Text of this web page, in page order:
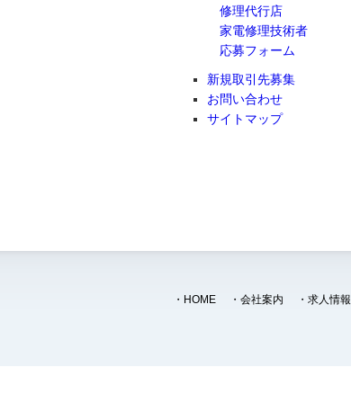
修理代行店
家電修理技術者
応募フォーム
新規取引先募集
お問い合わせ
サイトマップ
・ HOME ・ 会社案内 ・ 求人情報